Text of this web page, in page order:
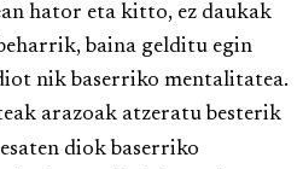
hator eta kitto, ez daukak
baina gelditu egin
nik baserriko mentalitatea.
arazoak atzeratu besterik
diok baserriko